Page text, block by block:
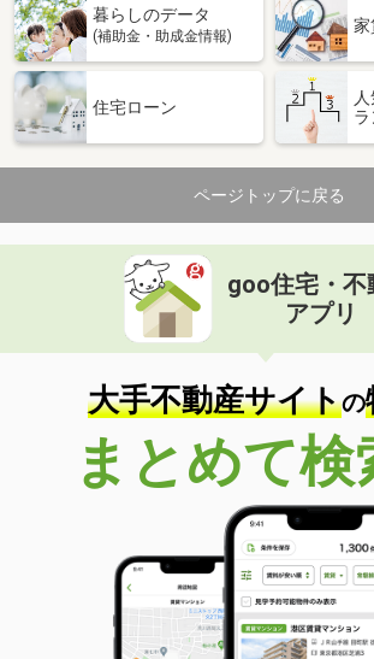
間取り
岐阜県山県市高木
住 所
岐阜県山県市高木
専有面積 51.52m²
間取り
3DK
岐阜県瑞穂市稲里
価 格
住 所
岐阜県瑞穂市稲里
専有面積 28.02m²
間取り
1K
岐阜県岐阜市中鶉４
価 格
7.10万円
岐阜県岐阜市中鶉４
59.58m²
間取り
2LDK
岐阜県岐阜市黒野南１
暮らしのデータ
(補助金・助成金情報)
家
住宅ローン
ページトップに戻る
goo住宅・不
アプリ
大手不動産サイトの
まとめて検